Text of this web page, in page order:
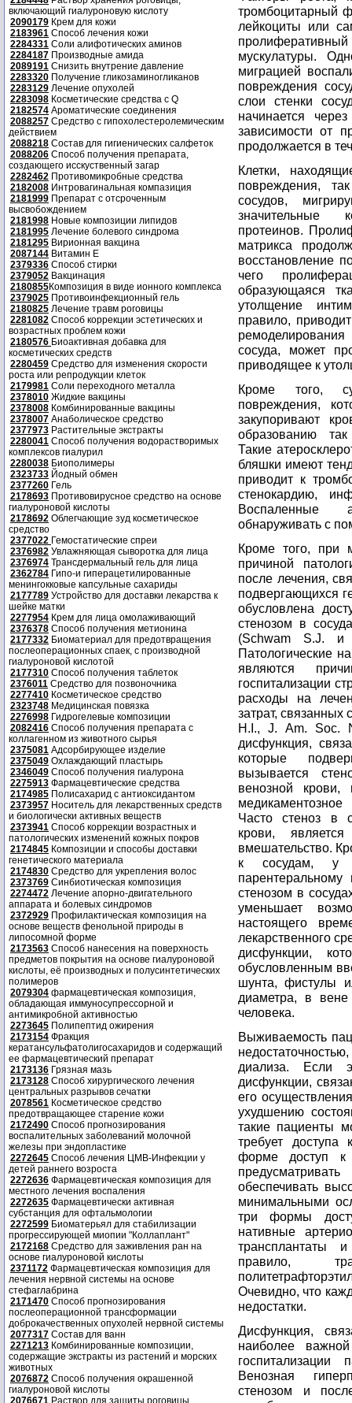
включающий гиалуроновую кислоту
2090179 Крем для кожи
2183961 Способ лечения кожи
2284331 Соли алифотических аминов
2284187 Производные амида
2089191 Снизить внутрение давление
2283320 Получение гликозаминогликанов
2283129 Лечение опухолей
2283098 Косметические средства с Q
2182574 Ароматические соединения
2088257 Средство с гипохолестеролемическим
действием
2088218 Состав для гигиенических салфеток
2088206 Способ получения препарата,
создающего исскуственный загар
2282462 Противомикробные средства
2182008 Интровагинальная компазиция
2181999 Препарат с отсроченным
высвобождением
2181998 Новые композиции липидов
2181995 Лечение болевого синдрома
2181295 Вирионная вакцина
2087144 Витамин Е
2379336 Способ стирки
2379052 Вакцинация
2180855Композиция в виде ионного комплекса
2379025 Противоинфекционный гель
2180825 Лечение травм роговицы
2281082 Способ коррекции эстетических и
возрастных проблем кожи
2180576 Биоактивная добавка для
косметических средств
2280459 Средство для изменения скорости
роста или репродукции клеток
2179981 Соли переходного металла
2378010 Жидкие вакцины
2378008 Комбинированные вакцины
2378007 Анаболическое средство
2377973 Растительные экстракты
2280041 Способ получения водорастворимых
комплексов гиалурил
2280038 Биополимеры
2323733 Йодный обмен
2377260 Гель
2178693 Противовирусное средство на основе
гиалуроновой кислоты
2178692 Облегчающие зуд косметическое
средство
2377022 Гемостатические спреи
2376982 Увлажняющая сыворотка для лица
2376974 Трансдермальный гель для лица
2362784 Гипо-и гиперацетилированные
менингокковые капсульные сахариды
2177789 Устройство для доставки лекарства к
шейке матки
2277954 Крем для лица омолаживающий
2376378 Способ получения метионина
2177332 Биоматериал для предотвращения
послеоперационных спаек, с производной
гиалуроновой кислотой
2177310 Способ получения таблеток
2376011 Средство для позвоночника
2277410 Косметическое средство
2323748 Медицинская повязка
2276998 Гидрогелевые композиции
2082416 Способ получения препарата с
коллагенном из животного сырья
2375081 Адсорбирующее изделие
2375049 Охлаждающий пластырь
2346049 Способ получения гиалурона
2275913 Фармацевтические средства
2174985 Полисахарид с антиоксидантом
2373957 Носитель для лекарственных средств
и биологически активных веществ
2373941 Способ коррекции возрастных и
патологических изменений кожных покров
2174845 Композиции и способы доставки
генетического материала
2174830 Средство для укрепления волос
2373769 Синбиотическая композиция
2274472 Лечение апорно-двигательного
аппарата и болевых синдромов
2372929 Профилактическая композиция на
основе веществ фенольной природы в
липосомной форме
2173563 Способ нанесения на поверхность
предметов покрытия на основе гиалуроновой
кислоты, её производных и полусинтетических
полимеров
2079304 фармацевтическая композиция,
обладающая иммуносупрессорной и
антимикробной активностью
2273645 Полипептид ожирения
2173154 Фракция
кератансульфатолигосахаридов и содержащий
ее фармацевтический препарат
2173136 Грязная мазь
2173128 Способ хирургического лечения
центральных разрывов сечатки
2078561 Косметическое средство
предотвращающее старение кожи
2172490 Способ прогнозирования
воспалительных заболеваний молочной
железы при эндопластике
2272645 Способ лечения ЦМВ-Инфекции у
детей раннего возроста
2272636 Фармацевтическая композиция для
местного лечения воспаления
2272635 Фармацевтически активная
субстанция для офтальмологии
2272599 Биоматерьял для стабилизации
прогрессирующей миопии "Коллаплант"
2172168 Средство для заживления ран на
основе гиалуроновой кислоты
2371172 Фармацевтическая композиция для
лечения нервной системы на основе
стефаглабрина
2171470 Способ прогнозирования
послеоперационной трансформации
доброкачественных опухолей нервной системы
2077317 Состав для ванн
2271213 Комбинированные композиции,
содержащие экстракты из растений и морских
животных
2076872 Способ получения окрашенной
гиалуроновой кислоты
2076671 Раствор для защиты роговицы
тромбоцитарный
лейкоциты или
пролиферативный
мускулатуры.
миграцией
повреждения
слои стенки
начинается
зависимости от
продолжается в
Клетки,
повреждения,
сосудов,
значительные
протеинов.
матрикса
восстановление
чего
образующаяся
утолщение
правило,
сосуда, может
приводящее к
Кроме того,
повреждения,
закупоривают
образованию
Такие
бляшки имеют
приводит к
стенокардию,
Воспаленные
обнаруживать с
Кроме того, при
причиной
после лечения,
подвергающихся
обусловлена
стенозом в
(Schwam S.J. и
Патологические
являются
госпитализации
расходы на
затрат, связанных
H.I., J. Am. Soc.
дисфункция,
которые
вызывается
венозной крови,
Часто стеноз в
крови,
вмешательство.
к сосудам, у
стенозом в
уменьшает
настоящего
лекарственного
дисфункции,
обусловленным
шунта, фистулы
диаметра, в вене
человека.
Выживаемость
диализа. Если
дисфункции,
его
ухудшению
такие пациенты
требует
форме доступ к
обеспечивать
минимальными
три формы
нативные
трансплантаты
правило,
Очевидно, что
недостатки.
Дисфункция,
наиболее
госпитализации
Венозная
стенозом и